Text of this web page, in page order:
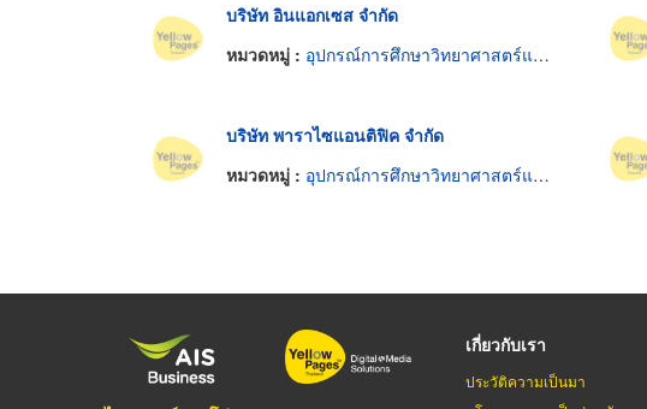
บริษัท อินแอกเซส จำกัด
หมวดหมู่ : อุปกรณ์การศึกษาวิทยาศาสตร์และห้องทดลอง
บริษัท พาราไซแอนติฟิค จำกัด
หมวดหมู่ : อุปกรณ์การศึกษาวิทยาศาสตร์และห้องทดลอง
เกี่ยวกับเรา
ประวัติความเป็นมา